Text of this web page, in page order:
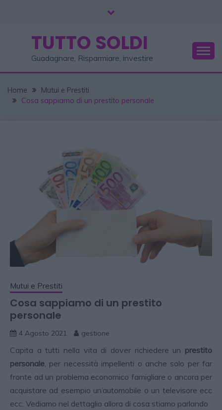
TUTTO SOLDI
Guadagnare, Risparmiare, investire
Home
Mutui e Prestiti
Cosa sappiamo di un prestito personale
Mutui e Prestiti
Cosa sappiamo di un prestito
personale
4 Agosto 2021 gestione
Capita a tutti nella vita di dover richiedere un prestito
personale , per necessità impellenti o anche solo per far
fronte ad un problema economico famigliare o ancora per
acquistare ad esempio un’automobile o un televisore ecc
ecc. Vediamo nel dettaglio allora di cosa stiamo parlando